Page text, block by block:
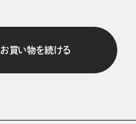
お買い物を続ける